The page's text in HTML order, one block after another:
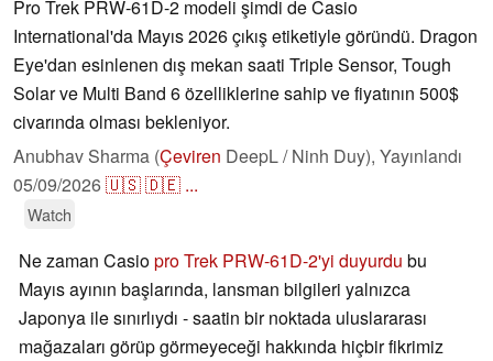
Pro Trek PRW-61D-2 modeli şimdi de Casio
International'da Mayıs 2026 çıkış etiketiyle göründü. Dragon
Eye'dan esinlenen dış mekan saati Triple Sensor, Tough
Solar ve Multi Band 6 özelliklerine sahip ve fiyatının 500$
civarında olması bekleniyor.
Anubhav Sharma (Çeviren DeepL / Ninh Duy), Yayınlandı
05/09/2026🇺🇸🇩🇪 ...
Watch
Ne zaman Casiopro Trek PRW-61D-2'yi duyurdu bu
Mayıs ayının başlarında, lansman bilgileri yalnızca
Japonya ile sınırlıydı - saatin bir noktada uluslararası
mağazaları görüp görmeyeceği hakkında hiçbir fikrimiz